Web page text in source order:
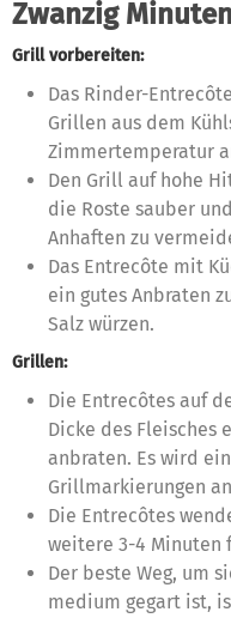
Zwanzig
Grill vorbereiten:
Das Rinder-
Grillen aus dem
Zimmertemperatur
Den Grill auf hohe
die Roste sauber
Anhaften zu
Das Entrecôte mit
ein gutes Anbraten
Salz würzen.
Grillen:
Die Entrecôtes auf
Dicke des Fleisches
anbraten. Es wird
Grillmarkierungen
Die Entrecôtes
weitere 3-4 Minuten
Der beste Weg, um
medium gegart ist,